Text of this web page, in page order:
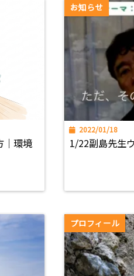
｜環境
お知らせ
2022/01/18
1/22副島先生
プロフィール